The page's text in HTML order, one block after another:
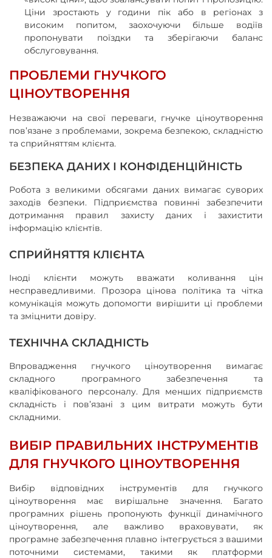
Ціни зростають у години пік або в регіонах з
високим попитом, заохочуючи більше водіїв
пропонувати поїздки та зберігаючи баланс
обслуговування.
ПРОБЛЕМИ ГНУЧКОГО
ЦІНОУТВОРЕННЯ
Незважаючи на свої переваги, гнучке ціноутворення
пов’язане з проблемами, зокрема безпекою, складністю
та сприйняттям клієнта.
БЕЗПЕКА ДАНИХ І КОНФІДЕНЦІЙНІСТЬ
Робота з великими обсягами даних вимагає суворих
заходів безпеки. Підприємства повинні забезпечити
дотримання правил захисту даних і захистити
інформацію клієнтів.
СПРИЙНЯТТЯ КЛІЄНТА
Іноді клієнти можуть вважати коливання цін
несправедливими. Прозора цінова політика та чітка
комунікація можуть допомогти вирішити ці проблеми
та зміцнити довіру.
ТЕХНІЧНА СКЛАДНІСТЬ
Впровадження гнучкого ціноутворення вимагає
складного програмного забезпечення та
кваліфікованого персоналу. Для менших підприємств
складність і пов’язані з цим витрати можуть бути
складними.
ВИБІР ПРАВИЛЬНИХ ІНСТРУМЕНТІВ
ДЛЯ ГНУЧКОГО ЦІНОУТВОРЕННЯ
Вибір відповідних інструментів для гнучкого
ціноутворення має вирішальне значення. Багато
програмних рішень пропонують функції динамічного
ціноутворення, але важливо враховувати, як
програмне забезпечення плавно інтегрується з вашими
поточними системами, такими як платформи